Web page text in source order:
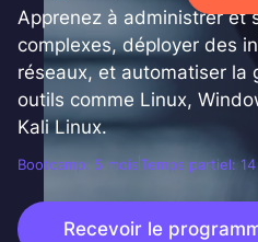
Apprenez à administrer et
complexes, déployer des
réseaux, et automatiser la
outils comme Linux,
Kali Linux.
Bootcamp: 5 moisTemps partiel:
Recevoir le